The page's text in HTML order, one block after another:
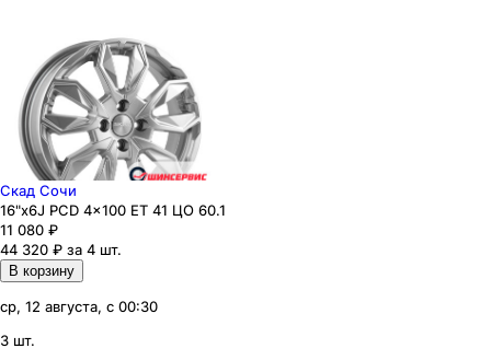
Скад Сочи
16"x6J PCD 4x100 ЕТ 41 ЦО 60.1
11 080 ₽
44 320 ₽ за 4 шт.
В корзину
ср, 12 августа, с 00:30
3 шт.